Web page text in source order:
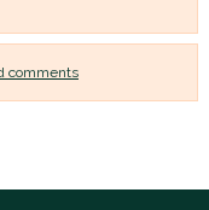
comments